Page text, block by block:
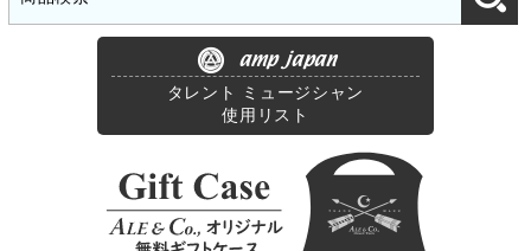
amp japan
タレント ミュージシャン
使用リスト